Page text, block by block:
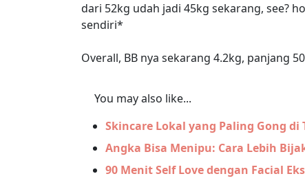
dari 52kg udah jadi 45kg sekarang, see?
sendiri*
Overall, BB nya sekarang 4.2kg, panjang
You may also like...
Skincare Lokal yang Paling Gong di
Angka Bisa Menipu: Cara Lebih
90 Menit Self Love dengan Facial